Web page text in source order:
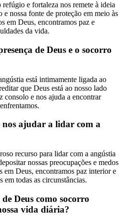
e fortaleza nos remete à ideia
e nossa fonte de proteção em meio às
em Deus, encontramos paz e
da vida.
de Deus e o socorro
está intimamente ligada ao
que Deus está ao nosso lado
consolo e nos ajuda a encontrar
nos ajudar a lidar com a
recurso para lidar com a angústia
nossas preocupações e medos
em Deus, encontramos paz interior e
em todas as circunstâncias.
Deus como socorro
vida diária?